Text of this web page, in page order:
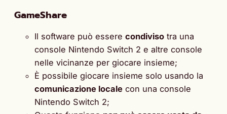
GameShare
Il software può essere condiviso tra una
console Nintendo Switch 2 e altre console
nelle vicinanze per giocare insieme;
È possibile giocare insieme solo usando la
comunicazione locale con una console
Nintendo Switch 2;